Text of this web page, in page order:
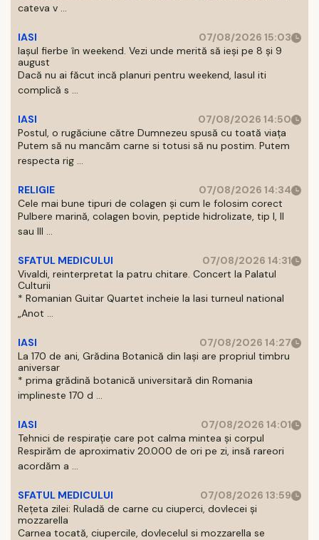
cateva v ...
IASI
07/08/2026 15:03
Iașul fierbe în weekend. Vezi unde merită să ieși pe 8 și 9
august
Dacă nu ai făcut incă planuri pentru weekend, Iasul iti
complică s ...
IASI
07/08/2026 14:50
Postul, o rugăciune către Dumnezeu spusă cu toată viața
Putem să nu mancăm carne si totusi să nu postim. Putem
respecta rig ...
RELIGIE
07/08/2026 14:34
Cele mai bune tipuri de colagen și cum le folosim corect
Pulbere marină, colagen bovin, peptide hidrolizate, tip I, II
sau III ...
SFATUL MEDICULUI
07/08/2026 14:31
Vivaldi, reinterpretat la patru chitare. Concert la Palatul
Culturii
* Romanian Guitar Quartet incheie la Iasi turneul national
„Anot ...
IASI
07/08/2026 14:27
La 170 de ani, Grădina Botanică din Iași are propriul timbru
aniversar
* prima grădină botanică universitară din Romania
implineste 170 d ...
IASI
07/08/2026 14:01
Tehnici de respirație care pot calma mintea și corpul
Respirăm de aproximativ 20.000 de ori pe zi, insă rareori
acordăm a ...
SFATUL MEDICULUI
07/08/2026 13:59
Rețeta zilei: Ruladă de carne cu ciuperci, dovlecei și
mozzarella
Carnea tocată, ciupercile, dovlecelul si mozzarella se